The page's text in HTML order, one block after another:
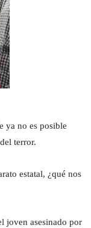
ya no es posible
terror.
estatal, ¿qué nos
joven asesinado por